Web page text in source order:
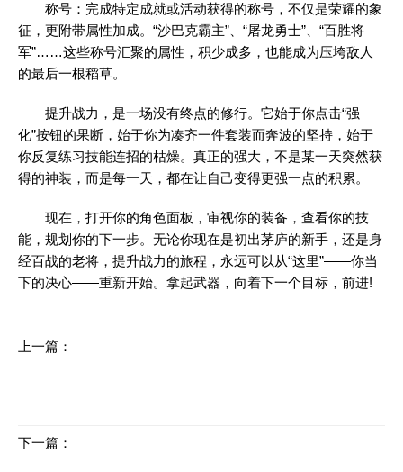
称号：完成特定成就或活动获得的称号，不仅是荣耀的象
征，更附带属性加成。“沙巴克霸主”、“屠龙勇士”、“百胜将
军”……这些称号汇聚的属性，积少成多，也能成为压垮敌人
的最后一根稻草。
提升战力，是一场没有终点的修行。它始于你点击“强
化”按钮的果断，始于你为凑齐一件套装而奔波的坚持，始于
你反复练习技能连招的枯燥。真正的强大，不是某一天突然获
得的神装，而是每一天，都在让自己变得更强一点的积累。
现在，打开你的角色面板，审视你的装备，查看你的技
能，规划你的下一步。无论你现在是初出茅庐的新手，还是身
经百战的老将，提升战力的旅程，永远可以从“这里”——你当
下的决心——重新开始。拿起武器，向着下一个目标，前进!
上一篇：
下一篇：